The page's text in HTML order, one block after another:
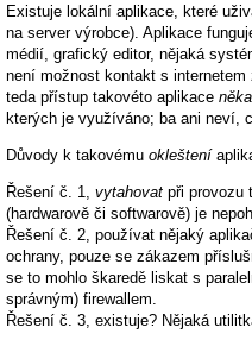
Existuje lokální aplikace, které
na server výrobce). Aplikace
médií, grafický editor, nějaká
není možnost kontakt s
teda přístup takovéto aplikace
kterých je využíváno; ba ani neví,
Důvody k takovému okleštení
Řešení č. 1, vytahovat při provozu
(hardwarově či softwarově) je
Řešení č. 2, používat nějaký
ochrany, pouze se zákazem
se to mohlo škaredě liskat s
správným) firewallem.
Řešení č. 3, existuje? Nějaká